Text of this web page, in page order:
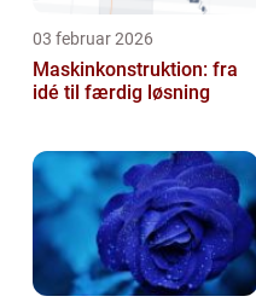
03 februar 2026
Maskinkonstruktion: fra
idé til færdig løsning